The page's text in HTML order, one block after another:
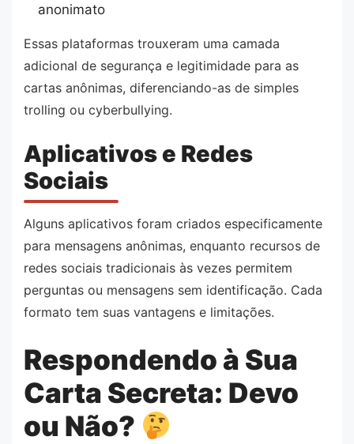
anonimato
Essas plataformas trouxeram uma camada
adicional de segurança e legitimidade para as
cartas anônimas, diferenciando-as de simples
trolling ou cyberbullying.
Aplicativos e Redes
Sociais
Alguns aplicativos foram criados especificamente
para mensagens anônimas, enquanto recursos de
redes sociais tradicionais às vezes permitem
perguntas ou mensagens sem identificação. Cada
formato tem suas vantagens e limitações.
Respondendo à Sua
Carta Secreta: Devo
ou Não?